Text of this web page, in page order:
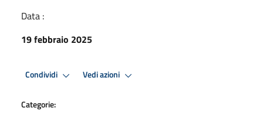
Data :
19 febbraio 2025
Condividi Vedi azioni
Categorie: